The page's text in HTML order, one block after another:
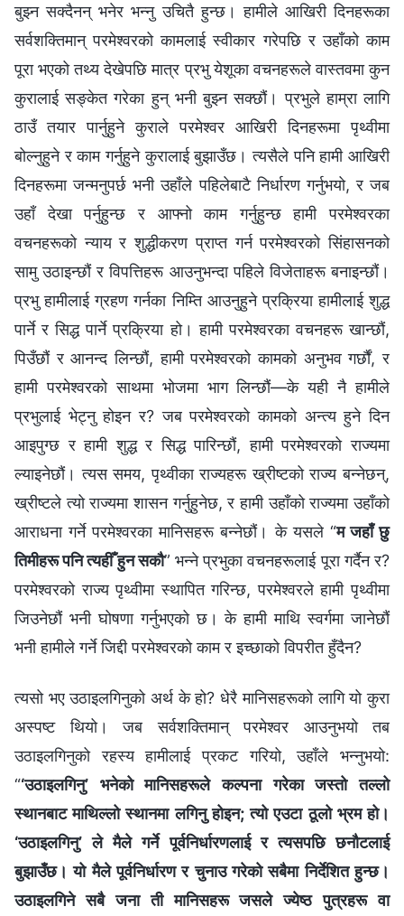
बुझ्न सक्दैनन् भनेर भन्नु उचितै हुन्छ। हामीले आखिरी दिनहरूका
सर्वशक्तिमान् परमेश्‍वरको कामलाई स्वीकार गरेपछि र उहाँको काम
पूरा भएको तथ्य देखेपछि मात्र प्रभु येशूका वचनहरूले वास्तवमा कुन
कुरालाई सङ्केत गरेका हुन् भनी बुझ्न सक्छौं। प्रभुले हाम्रा लागि
ठाउँ तयार पार्नुहुने कुराले परमेश्‍वर आखिरी दिनहरूमा पृथ्वीमा
बोल्नुहुने र काम गर्नुहुने कुरालाई बुझाउँछ। त्यसैले पनि हामी आखिरी
दिनहरूमा जन्मनुपर्छ भनी उहाँले पहिलेबाटै निर्धारण गर्नुभयो, र जब
उहाँ देखा पर्नुहुन्छ र आफ्नो काम गर्नुहुन्छ हामी परमेश्‍वरका
वचनहरूको न्याय र शुद्धीकरण प्राप्त गर्न परमेश्‍वरको सिंहासनको
सामु उठाइन्छौं र विपत्तिहरू आउनुभन्दा पहिले विजेताहरू बनाइन्छौं।
प्रभु हामीलाई ग्रहण गर्नका निम्ति आउनुहुने प्रक्रिया हामीलाई शुद्ध
पार्ने र सिद्ध पार्ने प्रक्रिया हो। हामी परमेश्‍वरका वचनहरू खान्छौं,
पिउँछौं र आनन्द लिन्छौं, हामी परमेश्‍वरको कामको अनुभव गर्छौं, र
हामी परमेश्‍वरको साथमा भोजमा भाग लिन्छौं—के यही नै हामीले
प्रभुलाई भेट्नु होइन र? जब परमेश्‍वरको कामको अन्त्य हुने दिन
आइपुग्छ र हामी शुद्ध र सिद्ध पारिन्छौं, हामी परमेश्‍वरको राज्यमा
ल्याइनेछौं। त्यस समय, पृथ्वीका राज्यहरू ख्रीष्टको राज्य बन्नेछन्,
ख्रीष्टले त्यो राज्यमा शासन गर्नुहुनेछ, र हामी उहाँको राज्यमा उहाँको
आराधना गर्ने परमेश्‍वरका मानिसहरू बन्‍नेछौं। के यसले “म जहाँ छु
तिमीहरू पनि त्यहीँ हुन सकौ” भन्ने प्रभुका वचनहरूलाई पूरा गर्दैन र?
परमेश्‍वरको राज्य पृथ्वीमा स्थापित गरिन्छ, परमेश्‍वरले हामी पृथ्वीमा
जिउनेछौं भनी घोषणा गर्नुभएको छ। के हामी माथि स्वर्गमा जानेछौं
भनी हामीले गर्ने जिद्दी परमेश्‍वरको काम र इच्छाको विपरीत हुँदैन?
त्यसो भए उठाइलगिनुको अर्थ के हो? धेरै मानिसहरूको लागि यो कुरा
अस्पष्ट थियो। जब सर्वशक्तिमान् परमेश्‍वर आउनुभयो तब
उठाइलगिनुको रहस्य हामीलाई प्रकट गरियो, उहाँले भन्नुभयो:
“‘उठाइलगिनु’ भनेको मानिसहरूले कल्पना गरेका जस्तो तल्लो
स्थानबाट माथिल्लो स्थानमा लगिनु होइन; त्यो एउटा ठूलो भ्रम हो।
‘उठाइलगिनु’ ले मैले गर्ने पूर्वनिर्धारणलाई र त्यसपछि छनौटलाई
बुझाउँछ। यो मैले पूर्वनिर्धारण र चुनाउ गरेको सबैमा निर्देशित हुन्छ।
उठाइलगिने सबै जना ती मानिसहरू जसले ज्येष्ठ पुत्रहरू वा